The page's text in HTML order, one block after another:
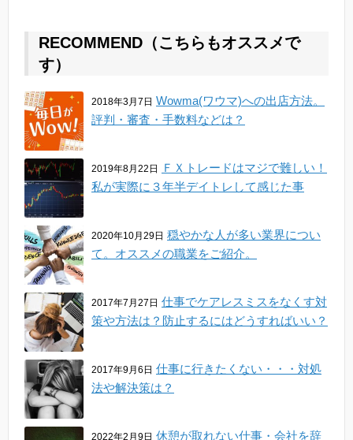
RECOMMEND（こちらもオススメで
す）
2018年3月7日 Wowma(ワウマ)への出店方法。
評判・審査・手数料などは？
2019年8月22日
ＦＸトレードはマジで難しい！
私が実際に３年半デイトレして感じた事
2020年10月29日 穏やかな人が多い業界につい
て。オススメの職業をご紹介。
2017年7月27日 仕事でケアレスミスをなくす対
策や方法は？防止するにはどうすればいい？
2017年9月6日 仕事に行きたくない・・・対処
法や解決策は？
2022年2月9日 休憩が取れない仕事・会社を辞